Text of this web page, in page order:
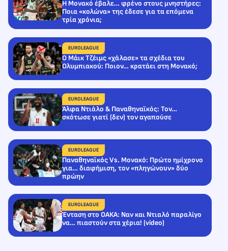
Η Μονακό έβαλε… φρένο στους μνηστήρες:
Ποια «κολώνα» της έδεσε για τα επόμενα
τρία χρόνια;
EUROLEAGUE
Ο Μάικ Τζέιμς «χάλασε» τα σχέδια του
Ολυμπιακού: Ποιον… κρατάει στη Μονακό;
EUROLEAGUE
Άλφα Ντιάλο & Παναθηναϊκός: Τον…
σκότωσε γιατί (δεν) τον αγαπούσε
EUROLEAGUE
Παναθηναϊκός Vs. Μονακό: Πρώτο ημίχρονο
για… διαφήμιση, τον «πληγώνουν» δύο
πρώην
EUROLEAGUE
Ένταση στο ΟΑΚΑ: Ναν και Ντιαλό παραλίγο
να… πιαστούν στα χέρια! (videο)